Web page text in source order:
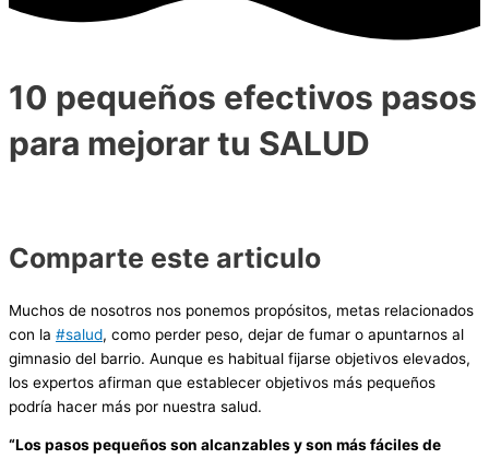
10 pequeños efectivos pasos
para mejorar tu SALUD
Comparte este articulo
Muchos de nosotros nos ponemos propósitos, metas relacionados
con la #salud, como perder peso, dejar de fumar o apuntarnos al
gimnasio del barrio. Aunque es habitual fijarse objetivos elevados,
los expertos afirman que establecer objetivos más pequeños
podría hacer más por nuestra salud.
“Los pasos pequeños son alcanzables y son más fáciles de